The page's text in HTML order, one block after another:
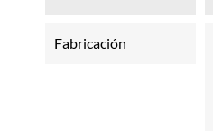
Fabricación